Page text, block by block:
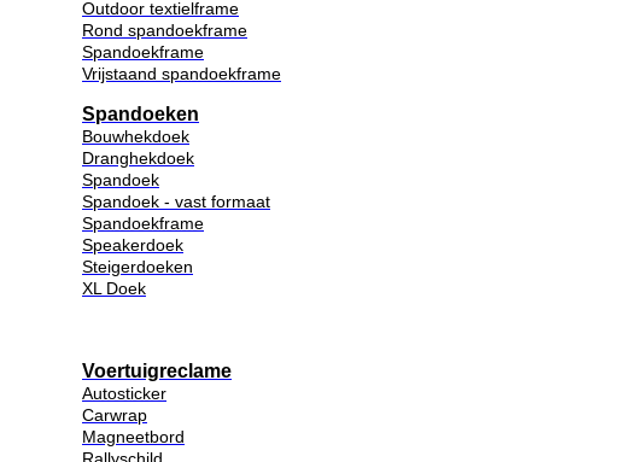
Outdoor textielframe
Rond spandoekframe
Spandoekframe
Vrijstaand spandoekframe
Spandoeken
Bouwhekdoek
Dranghekdoek
Spandoek
Spandoek - vast formaat
Spandoekframe
Speakerdoek
Steigerdoeken
XL Doek
Voertuigreclame
Autosticker
Carwrap
Magneetbord